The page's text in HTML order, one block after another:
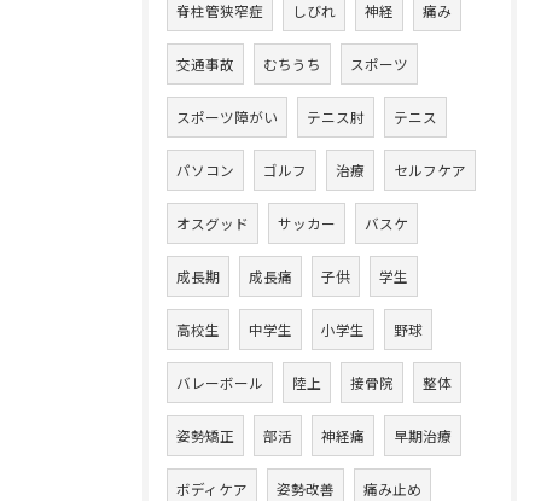
脊柱管狭窄症 しびれ 神経 痛み
交通事故 むちうち スポーツ
スポーツ障がい テニス肘 テニス
パソコン ゴルフ 治療 セルフケア
オスグッド サッカー バスケ
成長期 成長痛 子供 学生
高校生 中学生 小学生 野球
バレーボール 陸上 接骨院 整体
姿勢矯正 部活 神経痛 早期治療
ボディケア 姿勢改善 痛み止め